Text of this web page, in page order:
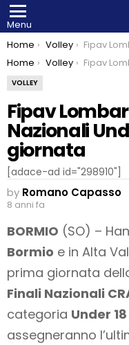
Menu
You are here:
Home Volley
Fipav Lombardia: Campionati Nazionali
You are here:
Home Volley Fipav Lombardia: Campionati Nazionali
VOLLEY
Fipav
Nazionali
giornata
[adace-ad id="298910"]
by Romano Capasso
8 anni fa
BORMIO (SO) –
Bormio e in Alta
prima giornata
Finali Nazionali
categoria Under
assegneranno